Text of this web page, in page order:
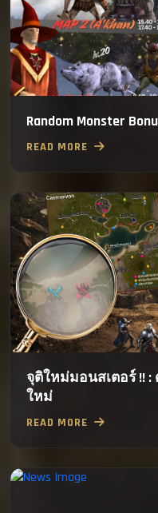
Random Monster
READ MORE
จุติใหม่มอนสเตอร์ !! :
ใหม่
READ MORE